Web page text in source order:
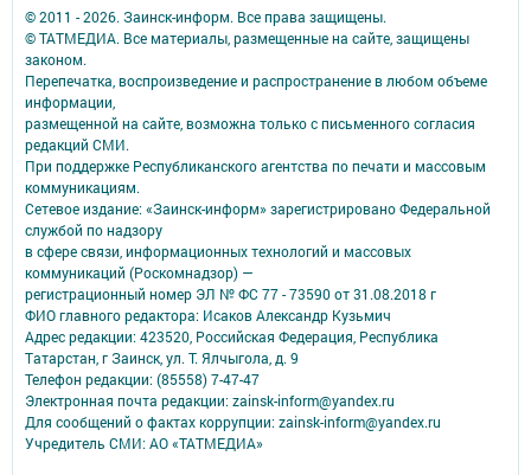
© 2011 - 2026. Заинск-информ. Все права защищены.
© ТАТМЕДИА. Все материалы, размещенные на сайте, защищены
законом.
Перепечатка, воспроизведение и распространение в любом объеме
информации,
размещенной на сайте, возможна только с письменного согласия
редакций СМИ.
При поддержке Республиканского агентства по печати и массовым
коммуникациям.
Сетевое издание: «Заинск-информ» зарегистрировано Федеральной
службой по надзору
в сфере связи, информационных технологий и массовых
коммуникаций (Роскомнадзор) —
регистрационный номер ЭЛ № ФС 77 - 73590 от 31.08.2018 г
ФИО главного редактора: Исаков Александр Кузьмич
Адрес редакции: 423520, Российская Федерация, Республика
Татарстан, г Заинск, ул. Т. Ялчыгола, д. 9
Телефон редакции: (85558) 7-47-47
Электронная почта редакции: zainsk-inform@yandex.ru
Для сообщений о фактах коррупции: zainsk-inform@yandex.ru
Учредитель СМИ: АО «ТАТМЕДИА»